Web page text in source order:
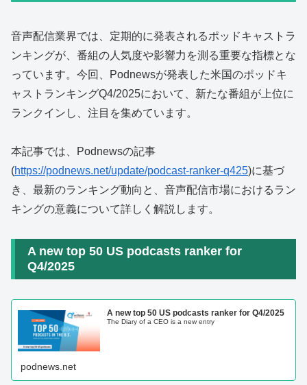
音声配信業界では、定期的に発表されるポッドキャストラ
ンキングが、番組の人気度や影響力を測る重要な指標とな
っています。今回、Podnewsが発表した米国のポッドキ
ャストランキングQ4/2025において、新たな番組が上位に
ランクインし、注目を集めています。
本記事では、Podnewsの記事
(https://podnews.net/update/podcast-ranker-q425)に基づ
き、最新のランキング動向と、音声配信市場におけるラン
キングの意義について詳しく解説します。
A new top 50 US podcasts ranker for
Q4/2025
A new top 50 US podcasts ranker for Q4/2025
The Diary of a CEO is a new entry
podnews.net